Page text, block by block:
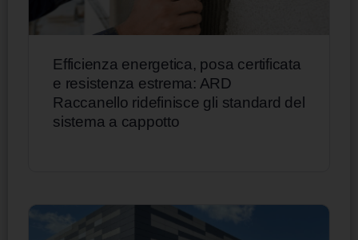
Efficienza energetica, posa certificata
e resistenza estrema: ARD
Raccanello ridefinisce gli standard del
sistema a cappotto